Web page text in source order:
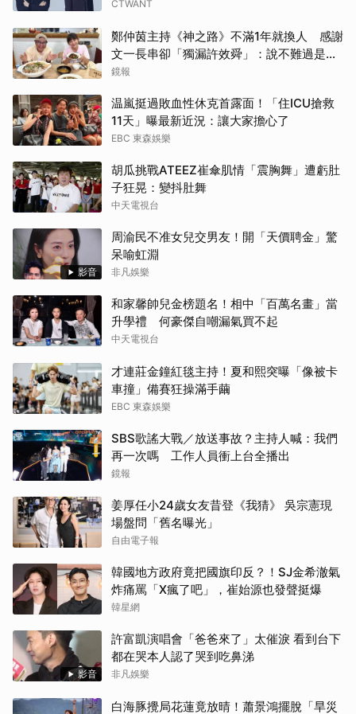
CTWANT
鄭仲茵主持《神之路》不滿1年就換人 感謝
文一長串卻「獨漏許效舜」：說不難過是騙
人的
鏡報
温嵐挺過敗血性休克首露面！「住ICU搶救
11天」曝最新近況：讓大家擔心了
EBC 東森娛樂
胡瓜挑戰ATEEZ崔傘肌情「震胸舞」遭虧肚
子狂晃：變抖肚舞
中天電視台
影音
周渝民不准女兒交男友！開「天價聘金」驚
呆喻虹淵
非凡娛樂
和家馨帥兒金榜題名！相中「百萬名畫」當
升學禮 何豪傑自嘲漏氣買不起
中天電視台
才連莊金鐘紅毯主持！夏和熙突曝「像被卡
車撞」備賽狂操滿手繭
EBC 東森娛樂
SBS歌謠大戰／放送事故？主持人喊：我們
再一次嗎 工作人員衝上台全播出
鏡報
姜厚任小24歲女友昔登《我猜》 吳宗憲現
場盤問「舊名曝光」
自由電子報
韓國地方政府竟把國旗印反？！SJ金希澈氣
炸痛罵「X瘋了吧」，崔始源也發聲挺爆
韓星網
影音
許富凱演唱會「爸爸來了」太催淚 看到台下
都在哭本人認了哭到吃鼻涕
非凡娛樂
白海豚攪局花蓮竟放晴！蕭景鴻擺脫「旱災